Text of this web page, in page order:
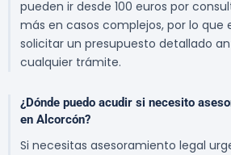
pueden ir desde 100 euros por
más en casos complejos, por lo que
solicitar un presupuesto detallado
cualquier trámite.
¿Dónde puedo acudir si necesito
en Alcorcón?
Si necesitas asesoramiento legal